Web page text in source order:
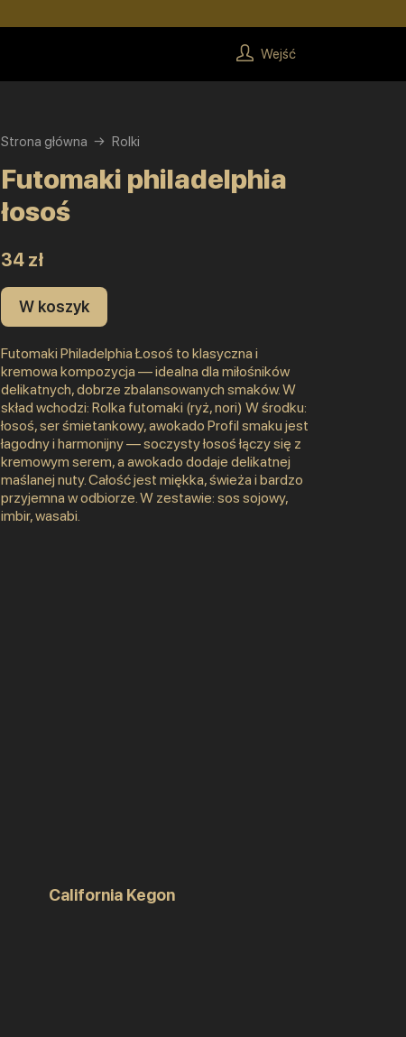
Wejść
Strona główna Rolki
Futomaki philadelphia
łosoś
34 zł
W koszyk
Futomaki Philadelphia Łosoś to klasyczna i
kremowa kompozycja — idealna dla miłośników
delikatnych, dobrze zbalansowanych smaków. W
skład wchodzi: Rolka futomaki (ryż, nori) W środku:
łosoś, ser śmietankowy, awokado Profil smaku jest
łagodny i harmonijny — soczysty łosoś łączy się z
kremowym serem, a awokado dodaje delikatnej
maślanej nuty. Całość jest miękka, świeża i bardzo
przyjemna w odbiorze. W zestawie: sos sojowy,
imbir, wasabi.
California Kegon